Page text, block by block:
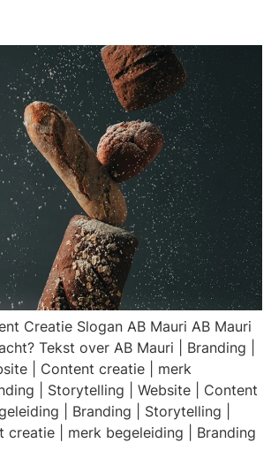
Creatie Slogan AB Mauri AB Mauri
Tekst over AB Mauri | Branding |
| Content creatie | merk
| Storytelling | Website | Content
| Branding | Storytelling |
creatie | merk begeleiding | Branding